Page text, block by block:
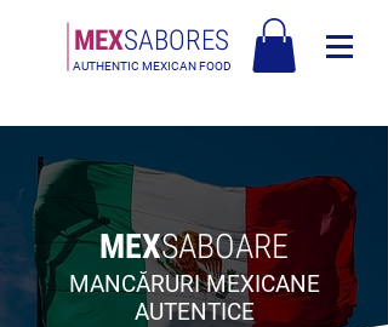
MEXSABORES
AUTHENTIC MEXICAN FOOD
MEXSABOARE
MANCĂRURI MEXICANE
AUTENTICE